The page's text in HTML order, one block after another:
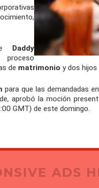
Daddy
de matrimonio y dos hijos
para que las demandadas
aprobó la moción
GMT) de este domingo.
ADS